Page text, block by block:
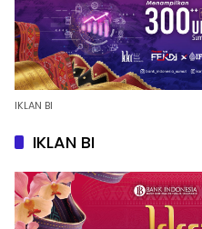
IKLAN BI
IKLAN BI